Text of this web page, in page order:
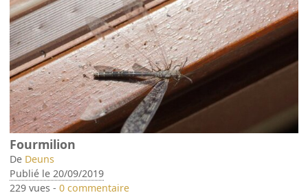
Fourmilion
De Deuns
Publié le 20/09/2019
229 vues -0 commentaire